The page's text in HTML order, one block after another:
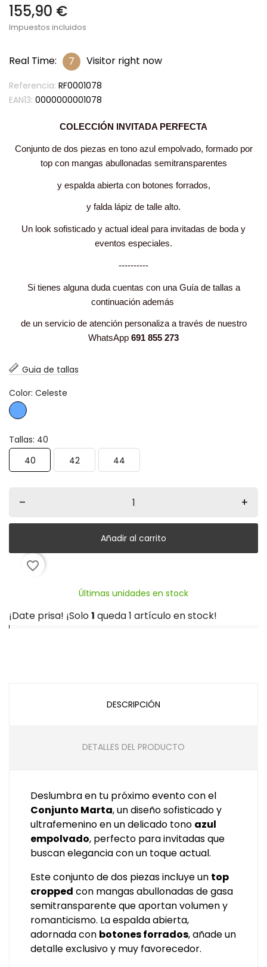
155,90 €
Impuestos incluidos
Real Time: 7 Visitor right now
Referencia: RF0001078
EAN13: 0000000001078
COLECCIÓN INVITADA PERFECTA
Conjunto de dos piezas en tono azul empolvado, formado por
top con mangas abullonadas semitransparentes
y espalda abierta con botones forrados,
y falda lápiz de talle alto.
Un look sofisticado y actual ideal para invitadas de boda y
eventos especiales.
----------
Si tienes alguna duda cuentas con una Guía de tallas a
continuación además
de un servicio de atención personaliza a través de nuestro
WhatsApp 691 855 273
Guia de tallas
Color: Celeste
Celeste
Tallas: 40
40
42 44
– +
Añadir al carrito
favorite_border
Últimas unidades en stock
¡Date prisa! ¡Solo1 queda 1 artículo en stock!
DESCRIPCIÓN
DETALLES DEL PRODUCTO
Deslumbra en tu próximo evento con el
Conjunto Marta, un diseño sofisticado y
ultrafemenino en un delicado tono azul
empolvado, perfecto para invitadas que
buscan elegancia con un toque actual.
Este conjunto de dos piezas incluye un top
cropped con mangas abullonadas de gasa
semitransparente que aportan volumen y
romanticismo. La espalda abierta,
adornada con botones forrados, añade un
detalle exclusivo y muy favorecedor.